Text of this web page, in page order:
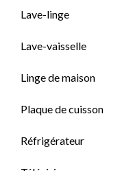
Lave-linge
Lave-vaisselle
Linge de maison
Plaque de cuisson
Réfrigérateur